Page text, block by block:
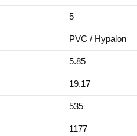
5
PVC / Hypalon
5.85
19.17
535
1177